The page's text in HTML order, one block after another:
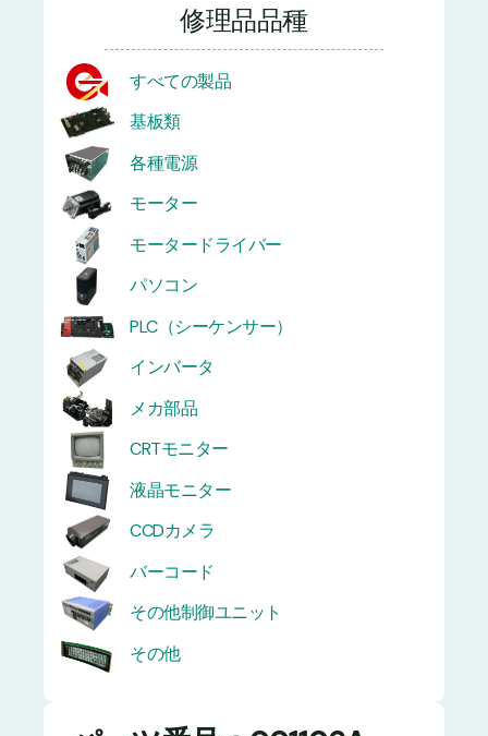
修理品品種
すべての製品
基板類
各種電源
モーター
モータードライバー
パソコン
PLC（シーケンサー）
インバータ
メカ部品
CRTモニター
液晶モニター
CCDカメラ
バーコード
その他制御ユニット
その他